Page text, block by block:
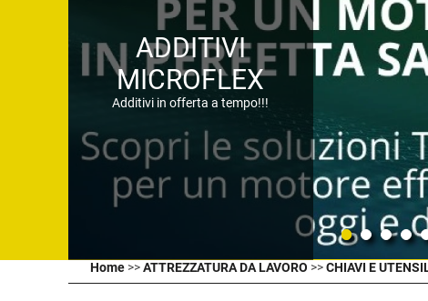
ADDITIVI
MICROFLEX
Additivi in offerta a tempo!!!
Home>>ATTREZZATURA DA LAVORO >>CHIAVI E